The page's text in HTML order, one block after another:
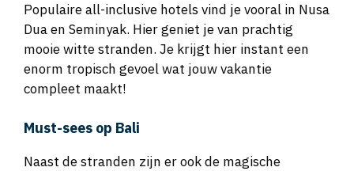
Populaire all-inclusive hotels vind je vooral in Nusa
Dua en Seminyak. Hier geniet je van prachtig
mooie witte stranden. Je krijgt hier instant een
enorm tropisch gevoel wat jouw vakantie
compleet maakt!
Must-sees op Bali
Naast de stranden zijn er ook de magische